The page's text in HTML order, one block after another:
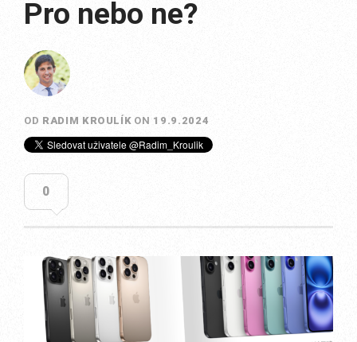
Pro nebo ne?
OD RADIM KROULÍK ON 19.9.2024
0